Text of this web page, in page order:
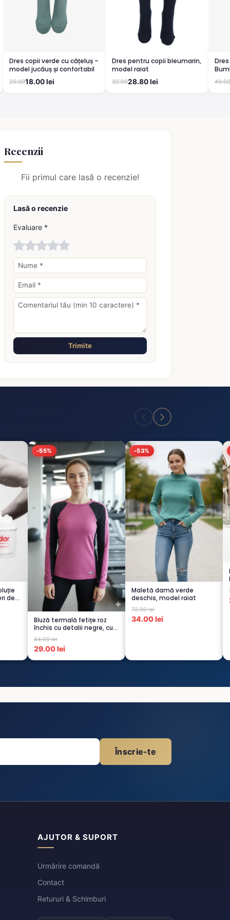
Dres copii verde cu cățeluș –
model jucăuș și confortabil
20.0018.00 lei
Dres pentru copii bleumarin,
model raiat
32.0028.80 lei 40.00
Recenzii
Fii primul care lasă o recenzie!
Lasă o recenzie
Evaluare *
Trimite
de
-55%
Bluză termală fetițe roz
închis cu detalii negre, cu
pu...
64.00 lei
29.00 lei
-53%
Maletă damă verde
deschis, model raiat
72.00 lei
34.00 lei
Înscrie-te
AJUTOR & SUPORT
Urmărire comandă
Contact
Retururi & Schimburi